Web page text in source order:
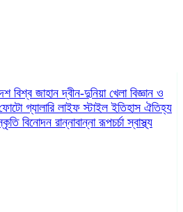
বিশ্ব জাহানদ্বীন-দুনিয়া খেলা বিজ্ঞান ও
গ্যালারিলাইফ স্টাইলইতিহাস ঐতিহ্য
বিনোদন রান্নাবান্নারূপচর্চাস্বাস্থ্য